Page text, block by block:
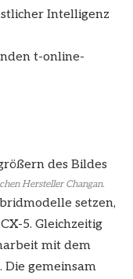
t-online-
Hersteller Changan.
setzen,
5. Gleichzeitig
mit dem
Die gemeinsam